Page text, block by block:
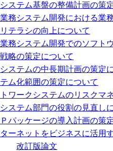
ステム基盤の整備計画の策
務システム開発における業
テラシの向上について
務システム開発でのソフト
略の策定について
ステムの中長期計画の策定
ム化範囲の策定について
ワークシステムのリスクマ
ステム部門の役割の見直し
Ｐパッケージの導入計画の策
ーネットをビジネスに活用
改訂版論文